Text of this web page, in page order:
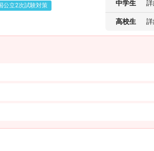
公立2次試験対策
中学生
高校生